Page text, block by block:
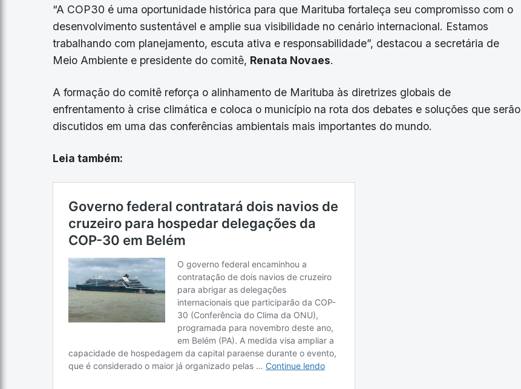
“A COP30 é uma oportunidade histórica para que Marituba fortaleça seu compromisso com o
desenvolvimento sustentável e amplie sua visibilidade no cenário internacional. Estamos
trabalhando com planejamento, escuta ativa e responsabilidade”, destacou a secretária de
Meio Ambiente e presidente do comitê, Renata Novaes.
A formação do comitê reforça o alinhamento de Marituba às diretrizes globais de
enfrentamento à crise climática e coloca o município na rota dos debates e soluções que serão
discutidos em uma das conferências ambientais mais importantes do mundo.
Leia também: